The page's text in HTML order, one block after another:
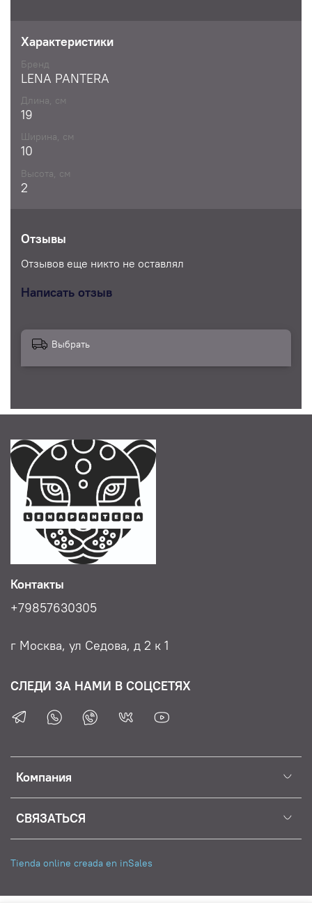
Характеристики
Бренд
LENA PANTERA
Длина, см
19
Ширина, см
10
Высота, см
2
Отзывы
Отзывов еще никто не оставлял
Написать отзыв
Выбрать
Компания
СВЯЗАТЬСЯ
Контакты
+79857630305
г Москва, ул Седова, д 2 к 1
СЛЕДИ ЗА НАМИ В СОЦСЕТЯХ
Tienda online creada en inSales